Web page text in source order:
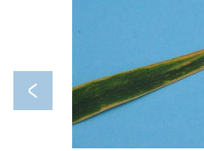
Previous